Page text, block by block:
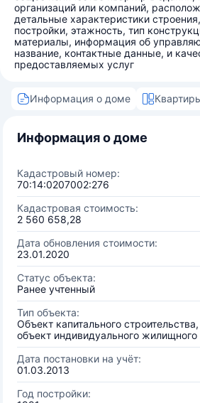
организаций или компаний,
детальные характеристики
постройки, этажность, тип
материалы, информация об
название, контактные данные, и
предоставляемых услуг
Информация о доме
Информация о доме
Кадастровый номер:
70:14:0207002:276
Кадастровая стоимость:
2 560 658,28
Дата обновления стоимости:
23.01.2020
Статус объекта:
Ранее учтенный
Тип объекта:
Объект капитального
объект индивидуального жилищного
Дата постановки на учёт:
01.03.2013
Год постройки: